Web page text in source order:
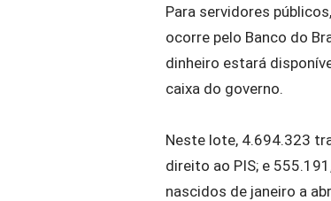
Para servidores
ocorre pelo Banco do
dinheiro estará
caixa do governo.
Neste lote, 4.694.323
direito ao PIS; e
nascidos de janeiro a